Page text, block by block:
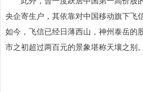
央企寄生户，其依靠对中国移动旗下飞
如今，飞信已经日薄西山，神州泰岳的
市之初超过两百元的景象堪称天壤之别。